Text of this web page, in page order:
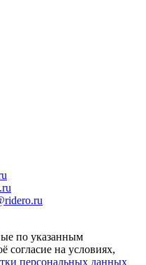
по указанным
согласие на условиях,
персональных данных